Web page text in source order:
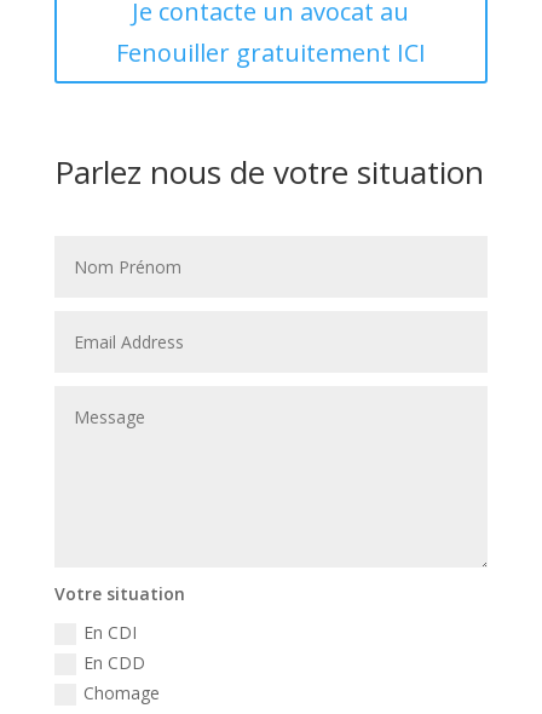
Je contacte un avocat au
Fenouiller gratuitement ICI
Parlez nous de votre situation
Votre situation
En CDI
En CDD
Chomage